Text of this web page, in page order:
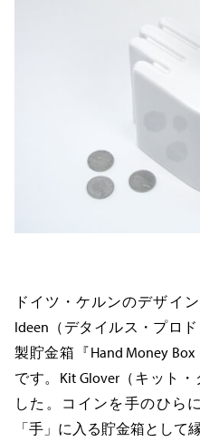
ドイツ・ケルンのデザイ
Ideen（デタイルス・プロ
製貯金箱『Hand Money
です。Kit Glover（キット
した。コインを手のひら
「手」に入る貯金箱として